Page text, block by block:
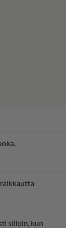
silloin, kun